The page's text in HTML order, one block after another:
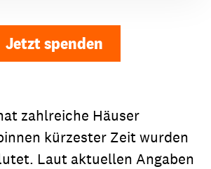
Jetzt spenden
zahlreiche Häuser
kürzester Zeit wurden
Laut aktuellen Angaben